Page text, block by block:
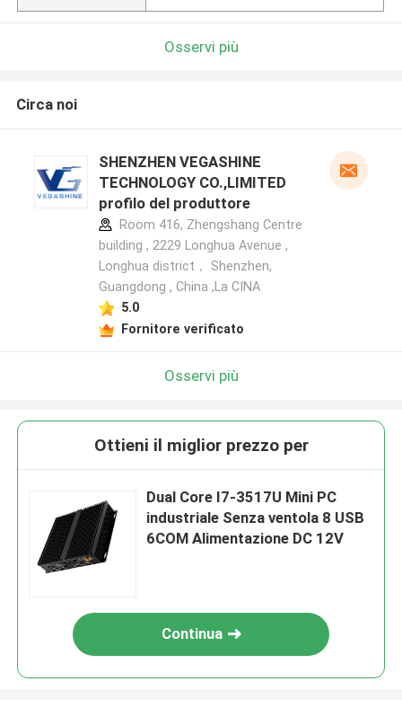
Osservi più
Circa noi
SHENZHEN VEGASHINE
TECHNOLOGY CO.,LIMITED
profilo del produttore
Room 416, Zhengshang Centre
building , 2229 Longhua Avenue ,
Longhua district， Shenzhen,
Guangdong , China ,La CINA
5.0
Fornitore verificato
Osservi più
Ottieni il miglior prezzo per
Dual Core I7-3517U Mini PC
industriale Senza ventola 8 USB
6COM Alimentazione DC 12V
Continua